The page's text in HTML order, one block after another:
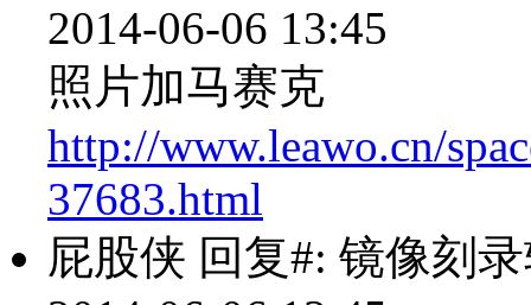
2014-06-06 13:45
照片加马赛克
http://www.leawo.cn/
37683.html
屁股侠 回复#: 镜像刻